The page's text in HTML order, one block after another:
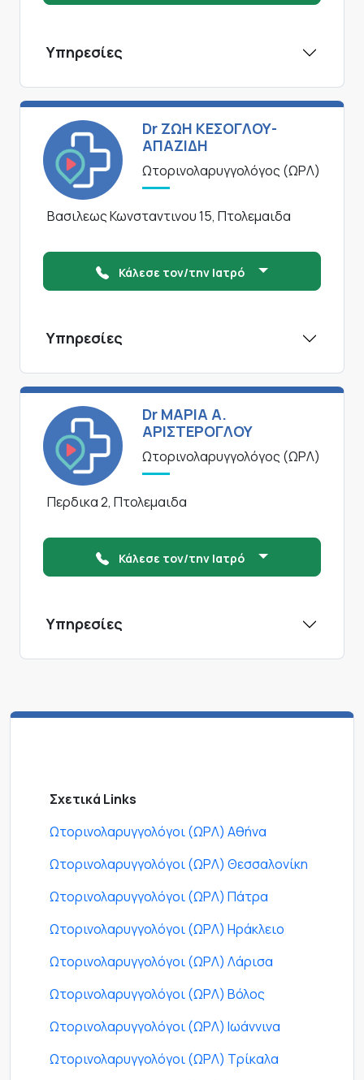
Υπηρεσίες
Dr ΖΩΗ ΚΕΣΟΓΛΟΥ-
ΑΠΑΖΙΔΗ
Ωτορινολαρυγγολόγος (ΩΡΛ)
Βασιλεως Κωνσταντινου 15, Πτολεμαιδα
Κάλεσε τον/την Ιατρό
Υπηρεσίες
Dr ΜΑΡΙΑ Α.
ΑΡΙΣΤΕΡΟΓΛΟΥ
Ωτορινολαρυγγολόγος (ΩΡΛ)
Περδικα 2, Πτολεμαιδα
Κάλεσε τον/την Ιατρό
Υπηρεσίες
Σχετικά Links
Ωτορινολαρυγγολόγοι (ΩΡΛ) Αθήνα
Ωτορινολαρυγγολόγοι (ΩΡΛ) Θεσσαλονίκη
Ωτορινολαρυγγολόγοι (ΩΡΛ) Πάτρα
Ωτορινολαρυγγολόγοι (ΩΡΛ) Ηράκλειο
Ωτορινολαρυγγολόγοι (ΩΡΛ) Λάρισα
Ωτορινολαρυγγολόγοι (ΩΡΛ) Βόλος
Ωτορινολαρυγγολόγοι (ΩΡΛ) Ιωάννινα
Ωτορινολαρυγγολόγοι (ΩΡΛ) Τρίκαλα